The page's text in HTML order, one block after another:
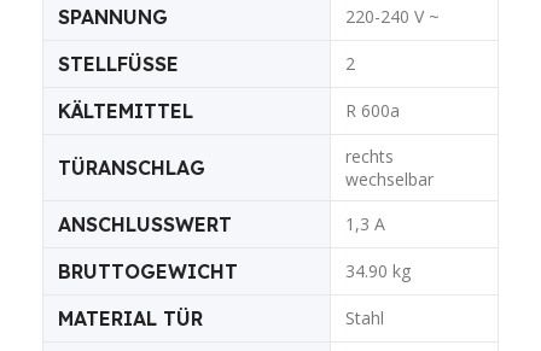
SPANNUNG 220-240 V ~
STELLFÜSSE 2
KÄLTEMITTEL R 600a
TÜRANSCHLAG
rechts
wechselbar
ANSCHLUSSWERT 1,3 A
BRUTTOGEWICHT 34.90 kg
MATERIAL TÜR Stahl